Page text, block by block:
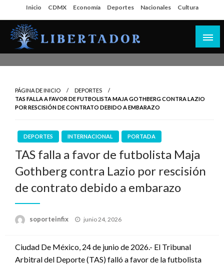
al
contenido
Inicio CDMX Economía Deportes Nacionales Cultura
PÁGINA DE INICIO
DEPORTES
TAS FALLA A FAVOR DE FUTBOLISTA MAJA GOTHBERG CONTRA LAZIO
POR RESCISIÓN DE CONTRATO DEBIDO A EMBARAZO
DEPORTES INTERNACIONAL PORTADA
TAS falla a favor de futbolista Maja
Gothberg contra Lazio por rescisión
de contrato debido a embarazo
soporteinfix
Publicado
junio 24, 2026
Ciudad De México, 24 de junio de 2026.- El Tribunal
Arbitral del Deporte (TAS) falló a favor de la futbolista